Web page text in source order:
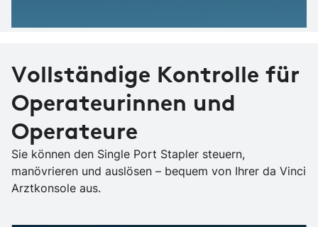
Vollständige Kontrolle für
Operateurinnen und
Operateure
Sie können den Single Port Stapler steuern,
manövrieren und auslösen – bequem von Ihrer da Vinci
Arztkonsole aus.